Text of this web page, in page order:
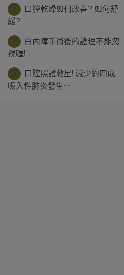
口腔乾燥如何改善? 如何舒
緩?
白內障手術後的護理不能忽
視喔!
口腔照護救星! 減少約四成
吸入性肺炎發生⋯